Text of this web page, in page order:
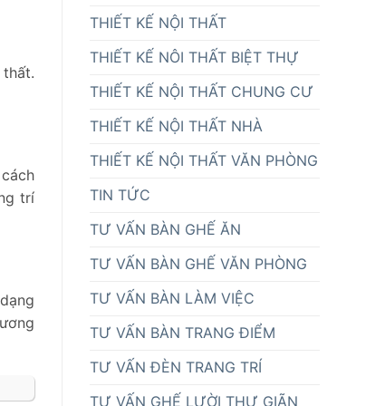
trí
THIẾT KẾ NỘI THẤT
THIẾT KẾ NÔI THẤT BIỆT THỰ
THIẾT KẾ NỘI THẤT CHUNG CƯ
THIẾT KẾ NỘI THẤT NHÀ
THIẾT KẾ NỘI THẤT VĂN PHÒNG
TIN TỨC
TƯ VẤN BÀN GHẾ ĂN
TƯ VẤN BÀN GHẾ VĂN PHÒNG
TƯ VẤN BÀN LÀM VIỆC
TƯ VẤN BÀN TRANG ĐIỂM
TƯ VẤN ĐÈN TRANG TRÍ
TƯ VẤN GHẾ LƯỜI THƯ GIÃN